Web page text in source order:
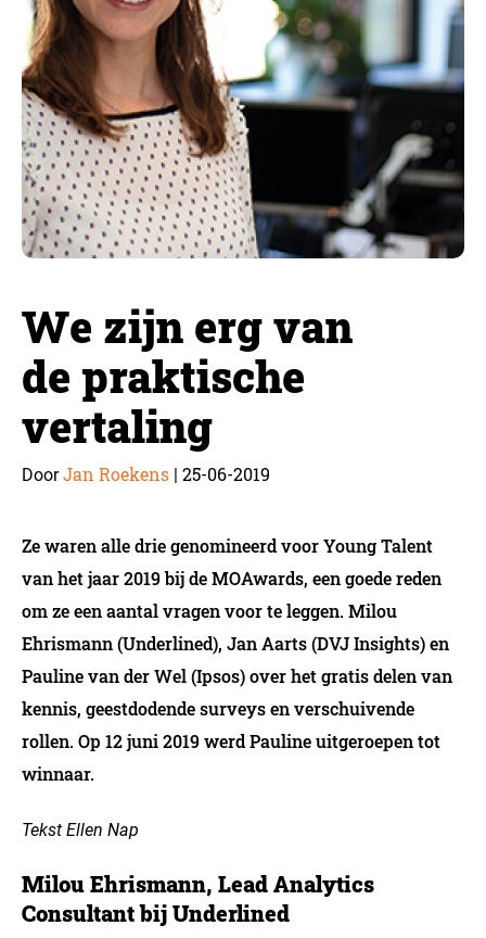
We zijn erg van
de praktische
vertaling
DoorJan Roekens | 25-06-2019
Ze waren alle drie genomineerd voor Young Talent
van het jaar 2019 bij de MOAwards, een goede reden
om ze een aantal vragen voor te leggen. Milou
Ehrismann (Underlined), Jan Aarts (DVJ Insights) en
Pauline van der Wel (Ipsos) over het gratis delen van
kennis, geestdodende surveys en verschuivende
rollen. Op 12 juni 2019 werd Pauline uitgeroepen tot
winnaar.
Tekst Ellen Nap
Milou Ehrismann, Lead Analytics
Consultant bij Underlined